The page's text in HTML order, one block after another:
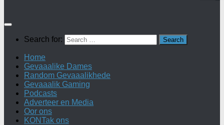
Search for:
Home
Gevaaalike Dames
Random Gevaaalikhede
Gevaaalik Gaming
Podcasts
Adverteer en Media
Oor ons
KONTak ons